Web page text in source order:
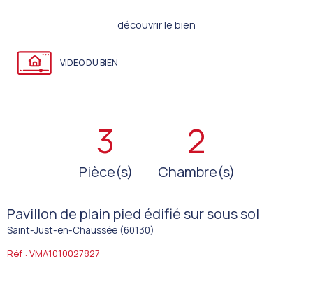
découvrir le bien
VIDEO DU BIEN
3
Pièce(s)
2
Chambre(s)
Pavillon de plain pied édifié sur sous sol
Saint-Just-en-Chaussée (60130)
Réf : VMA1010027827